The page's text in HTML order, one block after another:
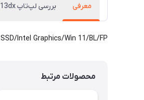
معرفی بررسی لپ‌تاپ HP OmniBook 5 Flip 14 FP0013dx
Intel Graphics/Win 11/BL/FP
محصولات مرتبط